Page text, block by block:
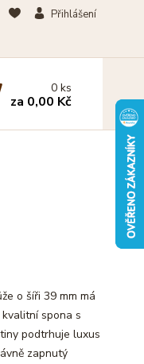
Přihlášení
0ks
za 0,00 Kč
o šíři 39 mm má
spona s
podtrhuje luxus
zapnutý